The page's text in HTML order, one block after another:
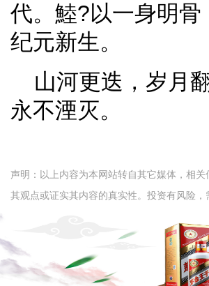
代。鯥?以一身明
纪元新生。
山河更迭，岁月
永不湮灭。
声明：以上内容为本网站转自其它媒体，相
其观点或证实其内容的真实性。投资有风险，